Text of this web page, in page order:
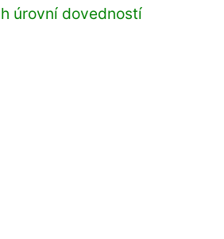
úrovní dovedností